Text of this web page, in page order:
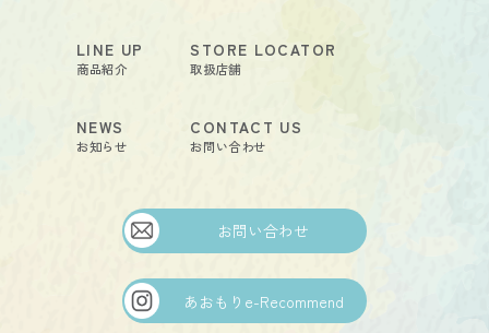
LINE UP
商品紹介
NEWS
お知らせ
STORE LOCATOR
取扱店舗
CONTACT US
お問い合わせ
お問い合わせ
あおもりe-Recommend